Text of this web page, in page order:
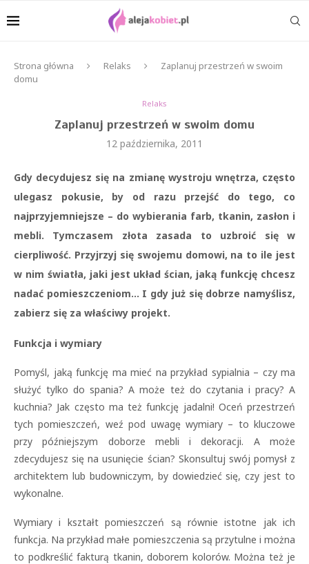
Strona główna Relaks
Zaplanuj przestrzeń w swoim
domu
Relaks
Zaplanuj przestrzeń w swoim domu
12 października, 2011
Gdy decydujesz się na zmianę wystroju wnętrza, często
ulegasz pokusie, by od razu przejść do tego, co
najprzyjemniejsze – do wybierania farb, tkanin, zasłon i
mebli. Tymczasem złota zasada to uzbroić się w
cierpliwość. Przyjrzyj się swojemu domowi, na to ile jest
w nim światła, jaki jest układ ścian, jaką funkcję chcesz
nadać pomieszczeniom… I gdy już się dobrze namyślisz,
zabierz się za właściwy projekt.
Funkcja i wymiary
Pomyśl, jaką funkcję ma mieć na przykład sypialnia – czy ma
służyć tylko do spania? A może też do czytania i pracy? A
kuchnia? Jak często ma też funkcję jadalni! Oceń przestrzeń
tych pomieszczeń, weź pod uwagę wymiary – to kluczowe
przy późniejszym doborze mebli i dekoracji. A może
zdecydujesz się na usunięcie ścian? Skonsultuj swój pomysł z
architektem lub budowniczym, by dowiedzieć się, czy jest to
wykonalne.
Wymiary i kształt pomieszczeń są równie istotne jak ich
funkcja. Na przykład małe pomieszczenia są przytulne i można
to podkreślić fakturą tkanin, doborem kolorów. Można też je